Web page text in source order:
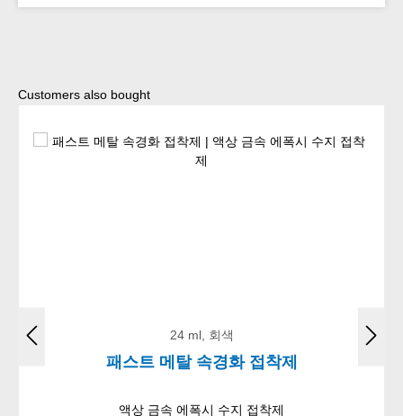
Skip product gallery
Customers also bought
24 ml, 회색
패스트 메탈 속경화 접착제
액상 금속 에폭시 수지 접착제